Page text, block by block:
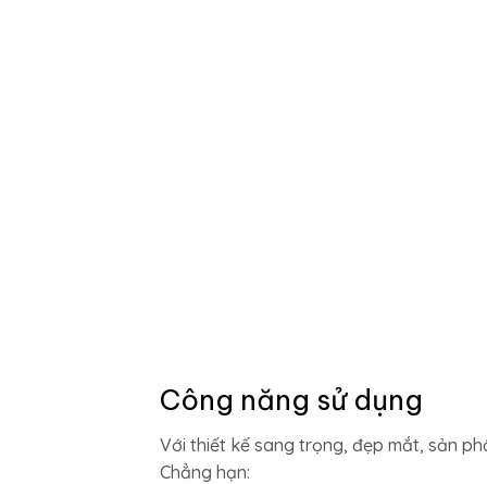
Công năng sử dụng
Với thiết kế sang trọng, đẹp mắt, sản
Chẳng hạn: